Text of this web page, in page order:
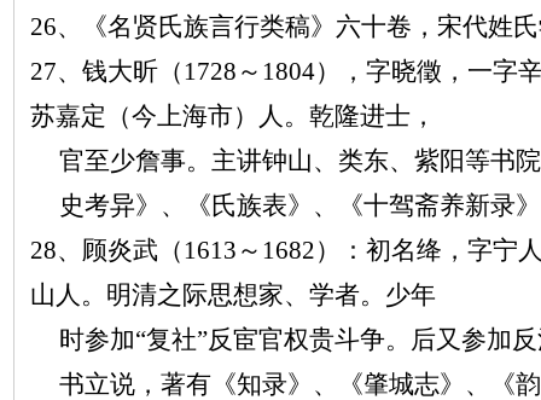
26、《名贤氏族言行类稿》六十卷，宋代姓
27、钱大昕（1728～1804），字晓徵，一字
苏嘉定（今上海市）人。乾隆进士，
官至少詹事。主讲钟山、类东、紫阳等书
史考异》、《氏族表》、《十驾斋养新录
28、顾炎武（1613～1682）：初名绛，字宁
山人。明清之际思想家、学者。少年
时参加“复社”反宦官权贵斗争。后又参加
书立说，著有《知录》、《肇城志》、《